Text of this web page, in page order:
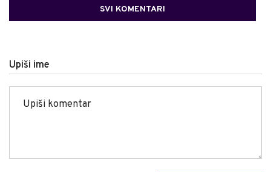
SVI KOMENTARI
Upiši ime